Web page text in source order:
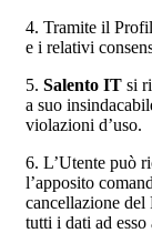
4. Tramite il
e i relativi
5. Salento IT si
a suo
violazioni d’uso.
6. L’Utente può
l’apposito
cancellazione
tutti i dati ad esso